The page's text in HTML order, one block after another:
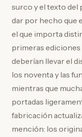
surco y el texto del
dar por hecho que
el que importa
primeras
deberían llevar el
los noventa y las
mientras que
portadas
fabricación
mención: los